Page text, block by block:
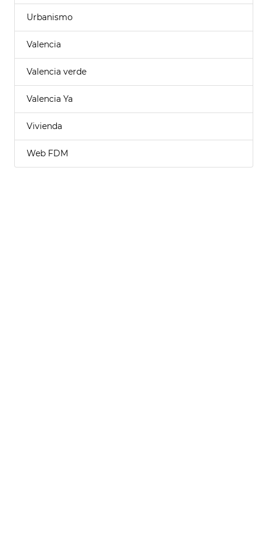
Urbanismo
Valencia
Valencia verde
Valencia Ya
Vivienda
Web FDM